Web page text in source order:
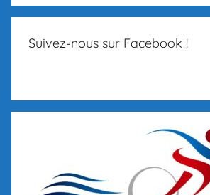
Suivez-nous sur Facebook !